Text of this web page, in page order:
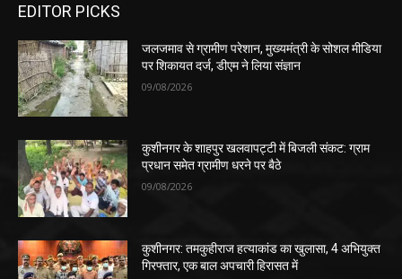
EDITOR PICKS
जलजमाव से ग्रामीण परेशान, मुख्यमंत्री के सोशल मीडिया
पर शिकायत दर्ज, डीएम ने लिया संज्ञान
09/08/2026
कुशीनगर के शाहपुर खलवापट्टी में बिजली संकट: ग्राम
प्रधान समेत ग्रामीण धरने पर बैठे
09/08/2026
कुशीनगर: तमकुहीराज हत्याकांड का खुलासा, 4 अभियुक्त
गिरफ्तार, एक बाल अपचारी हिरासत में